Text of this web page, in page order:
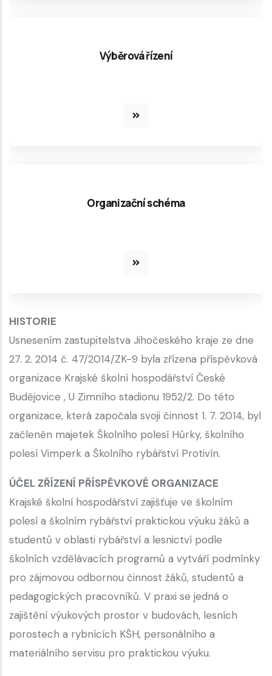
Výběrová řízení
Organizační schéma
HISTORIE
Usnesením zastupitelstva Jihočeského kraje ze dne
27. 2. 2014 č. 47/2014/ZK-9 byla zřízena příspěvková
organizace Krajské školní hospodářství České
Budějovice , U Zimního stadionu 1952/2. Do této
organizace, která započala svoji činnost 1. 7. 2014, byl
začleněn majetek Školního polesí Hůrky, školního
polesí Vimperk a Školního rybářství Protivín.
ÚČEL ZŘÍZENÍ PŘÍSPĚVKOVÉ ORGANIZACE
Krajské školní hospodářství zajišťuje ve školním
polesí a školním rybářství praktickou výuku žáků a
studentů v oblasti rybářství a lesnictví podle
školních vzdělávacích programů a vytváří podmínky
pro zájmovou odbornou činnost žáků, studentů a
pedagogických pracovníků. V praxi se jedná o
zajištění výukových prostor v budovách, lesních
porostech a rybnících KŠH, personálního a
materiálního servisu pro praktickou výuku.